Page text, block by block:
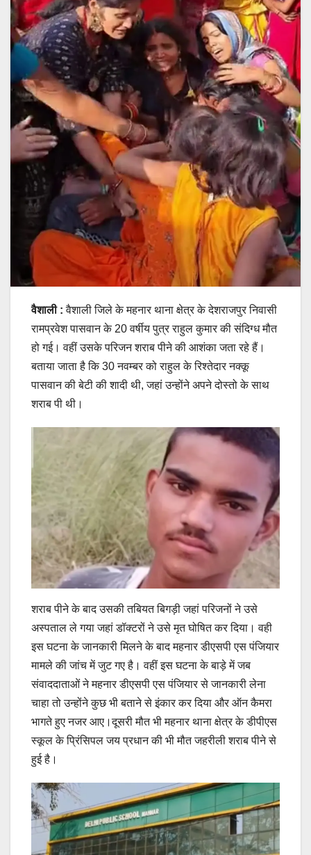
वैशाली :वैशाली जिले के महनार थाना क्षेत्र के देशराजपुर निवासी
रामप्रवेश पासवान के 20 वर्षीय पुत्र राहुल कुमार की संदिग्ध मौत
हो गई। वहीं उसके परिजन शराब पीने की आशंका जता रहे हैं।
बताया जाता है कि 30 नवम्बर को राहुल के रिश्तेदार नक्कू
पासवान की बेटी की शादी थी, जहां उन्होंने अपने दोस्तो के साथ
शराब पी थी।
शराब पीने के बाद उसकी तबियत बिगड़ी जहां परिजनों ने उसे
अस्पताल ले गया जहां डॉक्टरों ने उसे मृत घोषित कर दिया। वही
इस घटना के जानकारी मिलने के बाद महनार डीएसपी एस पंजियार
मामले की जांच में जुट गए है। वहीं इस घटना के बाड़े में जब
संवाददाताओं ने महनार डीएसपी एस पंजियार से जानकारी लेना
चाहा तो उन्होंने कुछ भी बताने से इंकार कर दिया और ऑन कैमरा
भागते हुए नजर आए।दूसरी मौत भी महनार थाना क्षेत्र के डीपीएस
स्कूल के प्रिंसिपल जय प्रधान की भी मौत जहरीली शराब पीने से
हुई है।